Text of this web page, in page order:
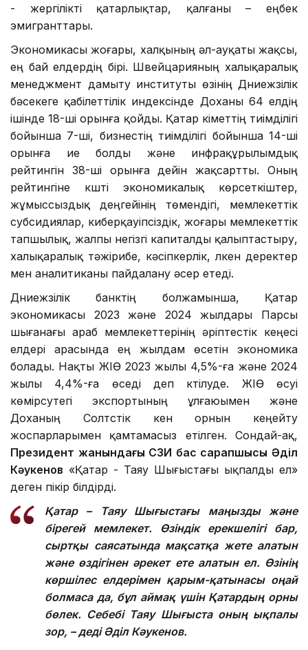
- жергілікті қатарлықтар, қалғаны – еңбек
эмигранттары.
Экономикасы жоғары, халқының әл-ауқаты жақсы,
ең бай елдердің бірі. Швейцарияның халықаралық
менеджмент дамыту институты өзінің Дүниежүзілік
бәсекеге қабілеттілік индексінде Доханы 64 елдің
ішінде 18-ші орынға қойды. Қатар үкіметтің тиімділігі
бойынша 7-ші, бизнестің тиімділігі бойынша 14-ші
орынға ие болды және инфрақұрылымдық
рейтингін 38-ші орынға дейін жақсартты. Оның
рейтингіне күшті экономикалық көрсеткіштер,
жұмыссыздық деңгейінің төмендігі, мемлекеттік
субсидиялар, киберқауіпсіздік, жоғары мемлекеттік
тапшылық, жалпы негізгі капиталды қалыптастыру,
халықаралық тәжірибе, кәсіпкерлік, үлкен деректер
мен аналитиканы пайдалану әсер етеді.
Дүниежүзілік банктің болжамынша, Қатар
экономикасы 2023 және 2024 жылдары Парсы
шығанағы араб мемлекеттерінің әріптестік кеңесі
елдері арасында ең жылдам өсетін экономика
болады. Нақты ЖІӨ 2023 жылы 4,5%-ға және 2024
жылы 4,4%-ға өседі деп күтілуде. ЖІӨ өсуі
көмірсутегі экспортының ұлғаюымен және
Доханың Солтүстік кен орнын кеңейту
жоспарларымен қамтамасыз етілген. Сондай-ақ,
Президент жанындағы ҚСЗИ бас сарапшысы Әділ
Кәукенов «Қатар - Таяу Шығыстағы ықпалды ел»
деген пікір білдірді.
Қатар – Таяу Шығыстағы маңызды және
бірегей мемлекет. Өзіндік ерекшелігі бар,
сыртқы саясатында мақсатқа жете алатын
және өздігінен әрекет ете алатын ел. Өзінің
көршілес елдерімен қарым-қатынасы оңай
болмаса да, бұл аймақ үшін Қатардың орны
бөлек. Себебі Таяу Шығыста оның ықпалы
зор, – деді Әділ Кәукенов.